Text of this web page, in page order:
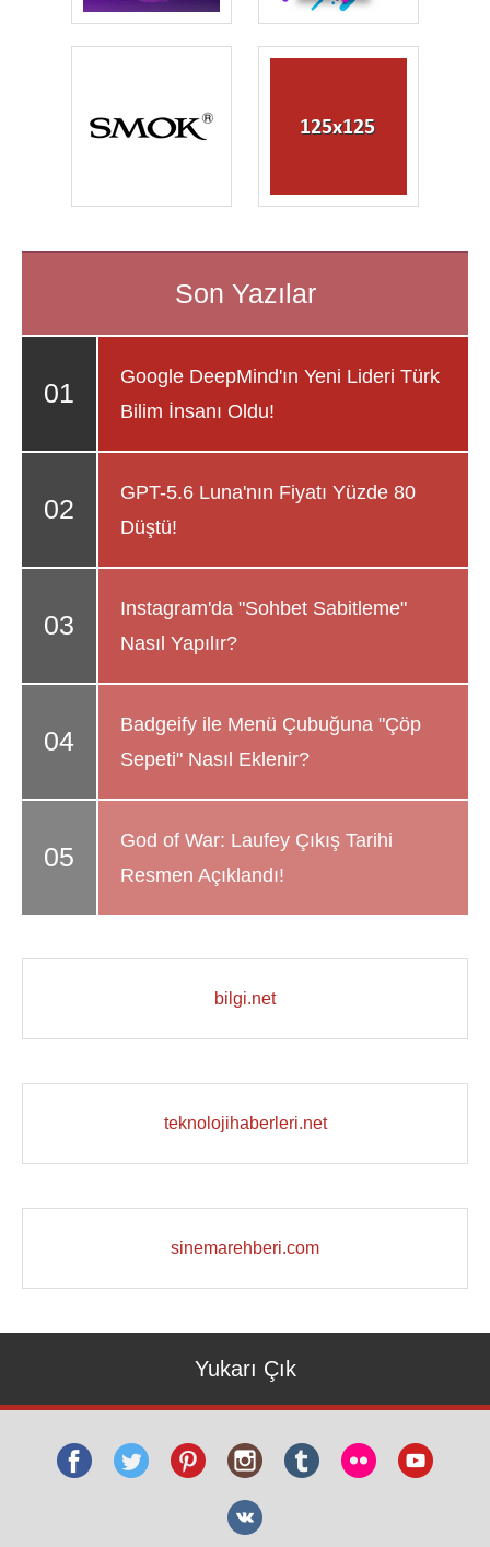
Google DeepMind'ın Yeni Lideri Türk
Bilim İnsanı Oldu!
GPT-5.6 Luna'nın Fiyatı Yüzde 80
Düştü!
Instagram'da "Sohbet Sabitleme"
Nasıl Yapılır?
Badgeify ile Menü Çubuğuna "Çöp
Sepeti" Nasıl Eklenir?
God of War: Laufey Çıkış Tarihi
Resmen Açıklandı!
bilgi.net
teknolojihaberleri.net
sinemarehberi.com
Yukarı Çık